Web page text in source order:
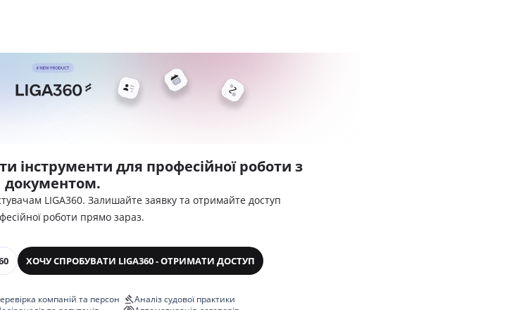
інструменти для професійної роботи з
документом.
LIGA360. Залишайте заявку та отримайте доступ
роботи прямо зараз.
ХОЧУ СПРОБУВАТИ LIGA360 - ОТРИМАТИ ДОСТУП
компаній та персон
Аналіз судової практики